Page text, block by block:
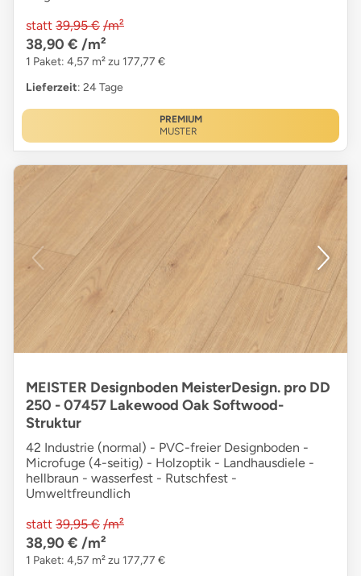
statt 39,95 € /m²
38,90 € /m²
1 Paket: 4,57 m² zu 177,77 €
Lieferzeit: 24 Tage
PREMIUM
MUSTER
MEISTER Designboden MeisterDesign. pro DD
250 - 07457 Lakewood Oak Softwood-
Struktur
42 Industrie (normal) - PVC-freier Designboden -
Microfuge (4-seitig) - Holzoptik - Landhausdiele -
hellbraun - wasserfest - Rutschfest -
Umweltfreundlich
statt 39,95 € /m²
38,90 € /m²
1 Paket: 4,57 m² zu 177,77 €